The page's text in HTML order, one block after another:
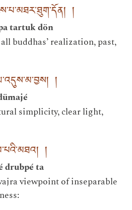
།
tartuk dön
buddhas’ realization, past,
།
simplicity, clear light,
།
ta
viewpoint of inseparable